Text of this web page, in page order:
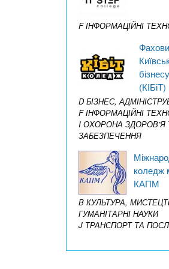
F ІНФОРМАЦІЙНІ
(КІБіТ)
D БІЗНЕС,
F ІНФОРМАЦІЙНІ
I ОХОРОНА ЗДОРОВ’Я
ЗАБЕЗПЕЧЕННЯ
коледж
КАПМ
B КУЛЬТУРА,
ГУМАНІТАРНІ НАУКИ
J ТРАНСПОРТ ТА